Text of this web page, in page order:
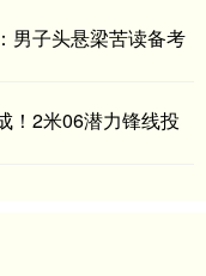
男子头悬梁苦读备考
！2米06潜力锋线投